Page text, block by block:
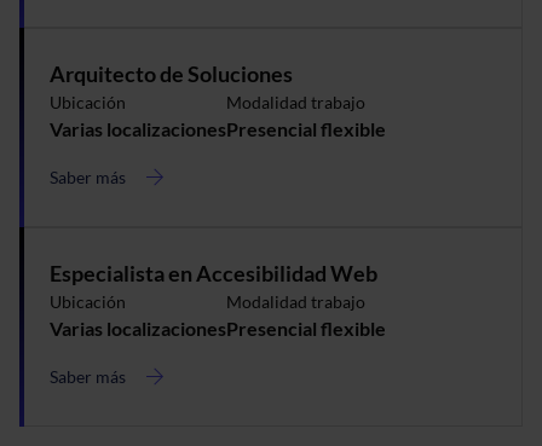
&
Analytics
Arquitecto de Soluciones
Ubicación
Varias localizaciones
Modalidad trabajo
Presencial flexible
Saber más
acerca
de
Soluciones
Especialista en Accesibilidad Web
Ubicación
Varias localizaciones
Modalidad trabajo
Presencial flexible
Saber más
acerca